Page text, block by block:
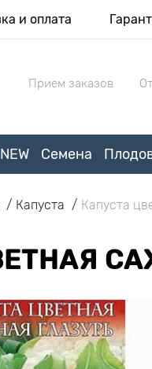
и оплата
Прием заказов
NEW Семена
Капуста Капуста